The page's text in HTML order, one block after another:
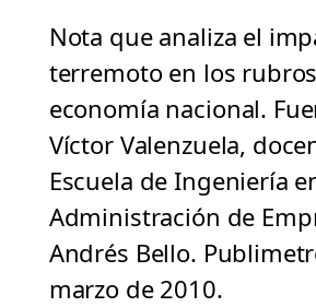
Nota que analiza el
terremoto en los
economía nacional.
Víctor Valenzuela,
Escuela de Ingeniería
Administración de
Andrés Bello.
marzo de 2010.